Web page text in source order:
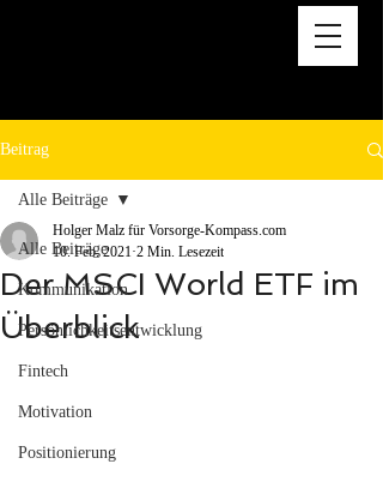
Beitrag
Alle Beiträge
Kommunikation
Persönlichkeitsentwicklung
Fintech
Motivation
Positionierung
Alle Beiträge
Der MSCI World ETF im
Überblick
Holger Malz für Vorsorge-Kompass.com
10. Feb. 2021 2 Min. Lesezeit